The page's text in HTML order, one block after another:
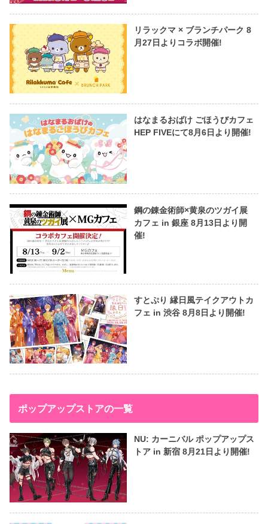
リラックマ × ブランチパーク 8
月27日よりコラボ開催!
はなまるおばけ ごほうびカフェ
HEP FIVEにて8月6日より開催!
鋼の錬金術師×黄泉のツガイ展
カフェ in 銀座 8月13日より開
催!
すとぷり 縁日風テイクアウトカ
フェ in 渋谷 8月8日より開催!
ポップアップストアの一覧
NU: カーニバル ポップアップス
トア in 新宿 8月21日より開催!